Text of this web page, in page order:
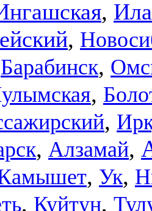
,
,
Барабинск,
,
,
, Алзамай,
, Ук,
, Куйтун,